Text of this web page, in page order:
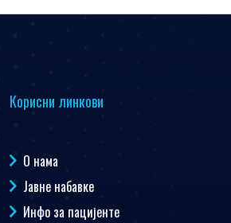
Корисни линкови
О нама
Јавне набавке
Инфо за пацијенте